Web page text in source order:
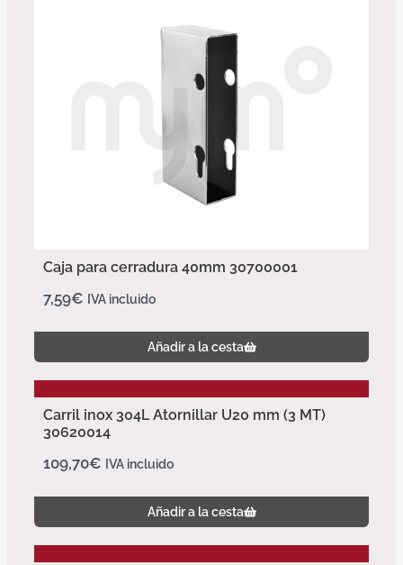
Caja para cerradura 40mm 30700001
7,59€ IVA incluido
Añadir a la cesta
Carril inox 304L Atornillar U20 mm (3 MT)
30620014
109,70€ IVA incluido
Añadir a la cesta